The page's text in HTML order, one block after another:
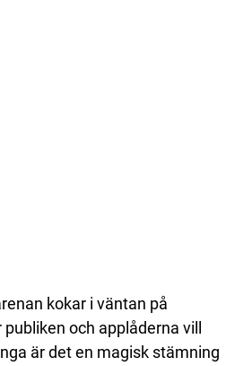
kokar i väntan på
och applåderna vill
är det en magisk stämning